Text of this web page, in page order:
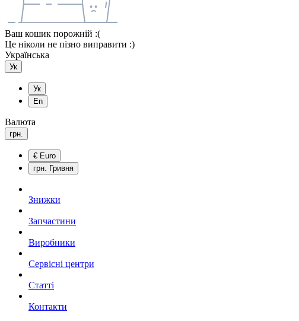
Ваш кошик порожній :(
Це ніколи не пізно виправити :)
Українська
Ук
Ук
En
Валюта
грн.
€ Euro
грн. Гривня
Знижки
Запчастини
Виробники
Сервісні центри
Статті
Контакти